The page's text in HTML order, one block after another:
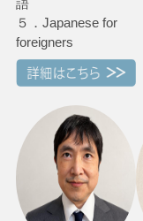
語
５．Japanese for
foreigners